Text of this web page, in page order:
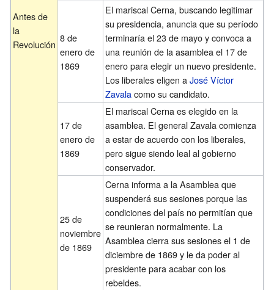
Antes de
la
Revolución
8 de
enero de
1869
El mariscal Cerna, buscando legitimar
su presidencia, anuncia que su período
terminaría el 23 de mayo y convoca a
una reunión de la asamblea el 17 de
enero para elegir un nuevo presidente.
Los liberales eligen aJosé Víctor
Zavalacomo su candidato.
17 de
enero de
1869
El mariscal Cerna es elegido en la
asamblea. El general Zavala comienza
a estar de acuerdo con los liberales,
pero sigue siendo leal al gobierno
conservador.
25 de
noviembre
de 1869
Cerna informa a la Asamblea que
suspenderá sus sesiones porque las
condiciones del país no permitían que
se reunieran normalmente. La
Asamblea cierra sus sesiones el 1 de
diciembre de 1869 y le da poder al
presidente para acabar con los
rebeldes.